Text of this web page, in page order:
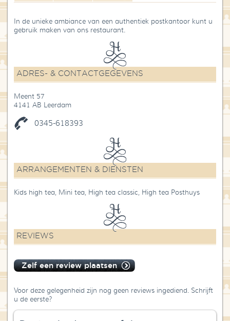
In de unieke ambiance van een authentiek postkantoor kunt u
gebruik maken van ons restaurant.
ADRES- & CONTACTGEGEVENS
Meent 57
4141 AB Leerdam
0345-618393
ARRANGEMENTEN & DIENSTEN
Kids high tea, Mini tea, High tea classic, High tea Posthuys
REVIEWS
Zelf een review plaatsen
Voor deze gelegenheid zijn nog geen reviews ingediend. Schrijft
u de eerste?